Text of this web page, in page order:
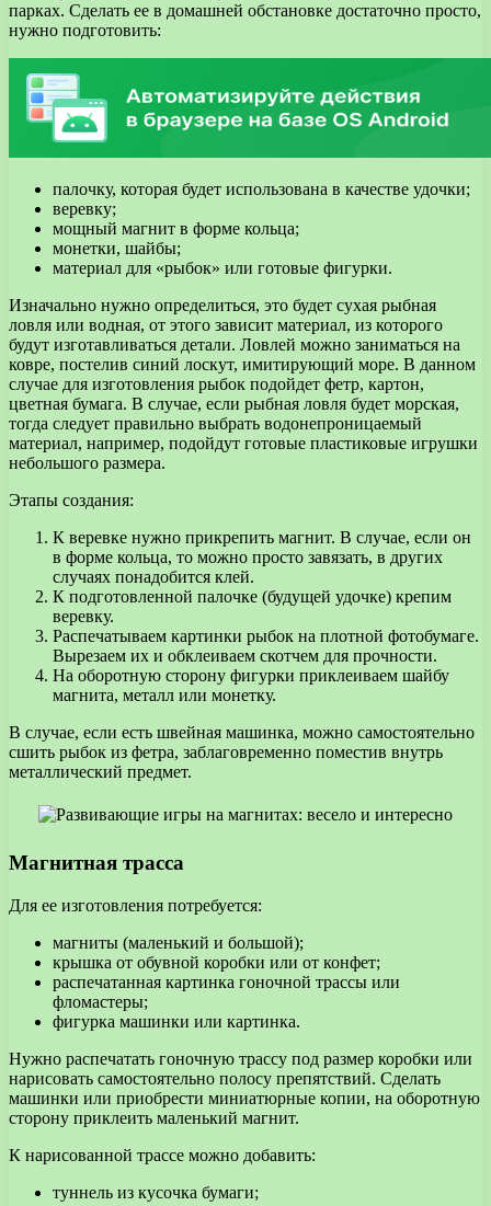
парках. Сделать ее в домашней обстановке достаточно просто,
нужно подготовить:
палочку, которая будет использована в качестве удочки;
веревку;
мощный магнит в форме кольца;
монетки, шайбы;
материал для «рыбок» или готовые фигурки.
Изначально нужно определиться, это будет сухая рыбная
ловля или водная, от этого зависит материал, из которого
будут изготавливаться детали. Ловлей можно заниматься на
ковре, постелив синий лоскут, имитирующий море. В данном
случае для изготовления рыбок подойдет фетр, картон,
цветная бумага. В случае, если рыбная ловля будет морская,
тогда следует правильно выбрать водонепроницаемый
материал, например, подойдут готовые пластиковые игрушки
небольшого размера.
Этапы создания:
К веревке нужно прикрепить магнит. В случае, если он
в форме кольца, то можно просто завязать, в других
случаях понадобится клей.
К подготовленной палочке (будущей удочке) крепим
веревку.
Распечатываем картинки рыбок на плотной фотобумаге.
Вырезаем их и обклеиваем скотчем для прочности.
На оборотную сторону фигурки приклеиваем шайбу
магнита, металл или монетку.
В случае, если есть швейная машинка, можно самостоятельно
сшить рыбок из фетра, заблаговременно поместив внутрь
металлический предмет.
Магнитная трасса
Для ее изготовления потребуется:
магниты (маленький и большой);
крышка от обувной коробки или от конфет;
распечатанная картинка гоночной трассы или
фломастеры;
фигурка машинки или картинка.
Нужно распечатать гоночную трассу под размер коробки или
нарисовать самостоятельно полосу препятствий. Сделать
машинки или приобрести миниатюрные копии, на оборотную
сторону приклеить маленький магнит.
К нарисованной трассе можно добавить:
туннель из кусочка бумаги;